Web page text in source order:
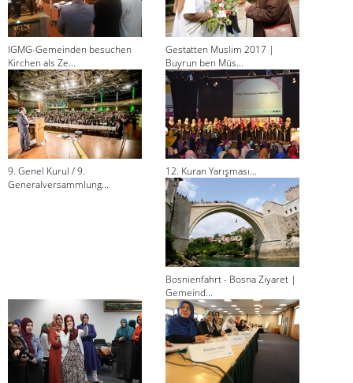
IGMG-Gemeinden besuchen
Kirchen als Ze...
Gestatten Muslim 2017 |
Buyrun ben Müs...
9. Genel Kurul / 9.
Generalversammlung...
12. Kuran Yarışması...
Bosnienfahrt - Bosna Ziyaret |
Gemeind...